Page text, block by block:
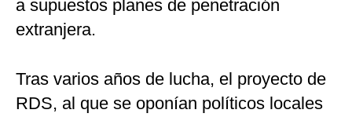
a supuestos planes de penetración
extranjera.
Tras varios años de lucha, el proyecto de
RDS, al que se oponían políticos locales